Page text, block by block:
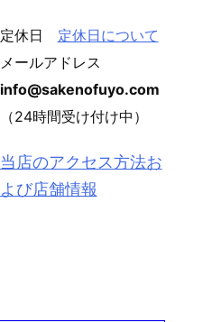
定休日 定休日について
メールアドレス
info@sakenofuyo.com
（24時間受け付け中）
当店のアクセス方法お
よび店舗情報